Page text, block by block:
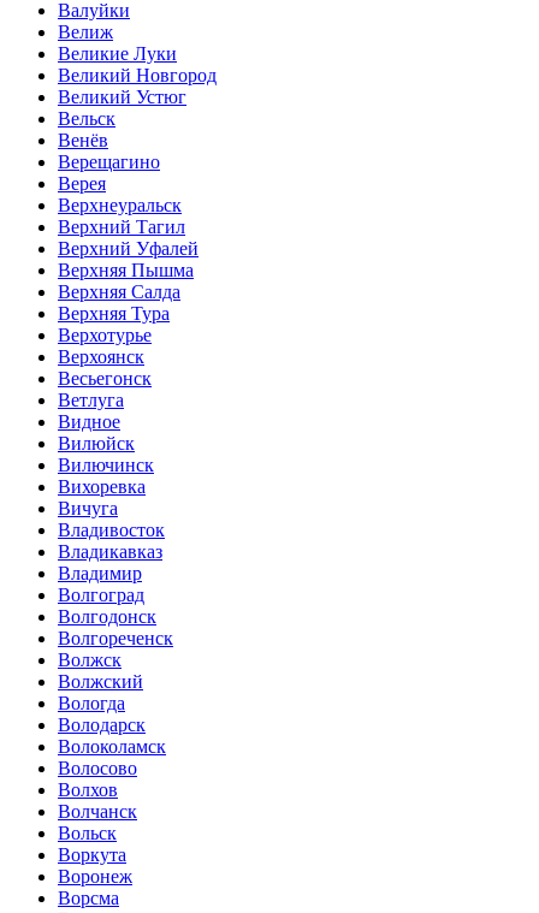
Валуйки
Велиж
Великие Луки
Великий Новгород
Великий Устюг
Вельск
Венёв
Верещагино
Верея
Верхнеуральск
Верхний Тагил
Верхний Уфалей
Верхняя Пышма
Верхняя Салда
Верхняя Тура
Верхотурье
Верхоянск
Весьегонск
Ветлуга
Видное
Вилюйск
Вилючинск
Вихоревка
Вичуга
Владивосток
Владикавказ
Владимир
Волгоград
Волгодонск
Волгореченск
Волжск
Волжский
Вологда
Володарск
Волоколамск
Волосово
Волхов
Волчанск
Вольск
Воркута
Воронеж
Ворсма